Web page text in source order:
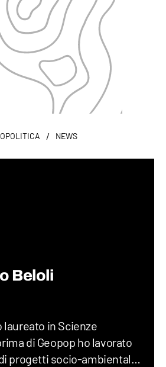
/ NEWS
Beloli
laureato in Scienze
di Geopop ho lavorato
progetti socio-ambientali,